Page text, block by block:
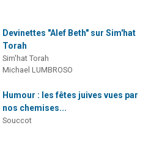
Devinettes "Alef Beth" sur Sim'hat
Torah
Sim'hat Torah
Michael LUMBROSO
Humour : les fêtes juives vues par
nos chemises...
Souccot